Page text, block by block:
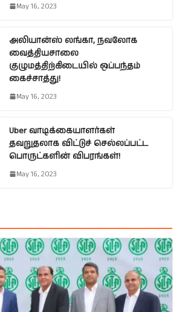
May 16, 2023
அலியான்ஸ் லங்கா, நவலோக
வைத்தியசாலை
குழுமத்திற்கிடையில் ஒப்பந்தம்
கைச்சாத்து!
May 16, 2023
Uber வாடிக்கையாளர்கள்
தவறுதலாக விட்டுச் செல்லப்பட்ட
பொருட்களின் விபரங்கள்!
May 16, 2023